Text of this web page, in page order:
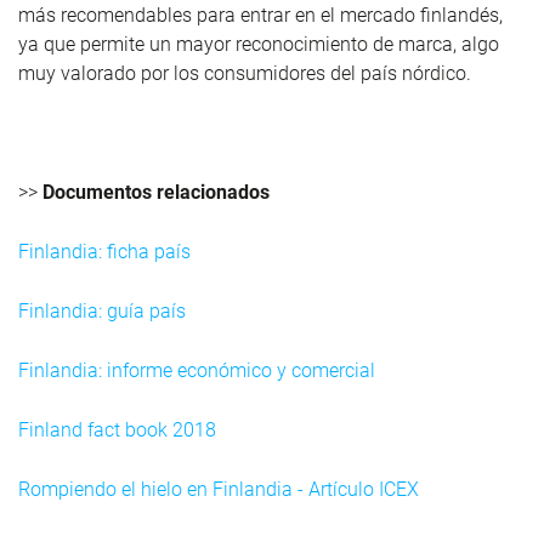
más recomendables para entrar en el mercado finlandés,
ya que permite un mayor reconocimiento de marca, algo
muy valorado por los consumidores del país nórdico.
>> Documentos relacionados
Finlandia: ficha país
Finlandia: guía país
Finlandia: informe económico y comercial
Finland fact book 2018
Rompiendo el hielo en Finlandia - Artículo ICEX